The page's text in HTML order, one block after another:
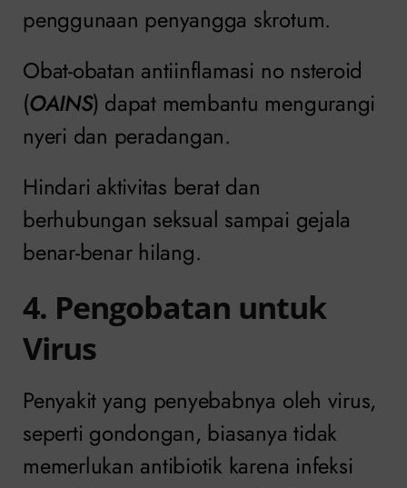
penggunaan penyangga skrotum.
Obat-obatan antiinflamasi no nsteroid
(OAINS) dapat membantu mengurangi
nyeri dan peradangan.
Hindari aktivitas berat dan
berhubungan seksual sampai gejala
benar-benar hilang.
4. Pengobatan untuk
Virus
Penyakit yang penyebabnya oleh virus,
seperti gondongan, biasanya tidak
memerlukan antibiotik karena infeksi